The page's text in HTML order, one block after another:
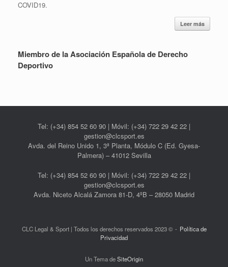
COVID19.
Leer más
Miembro de la Asociación Española de Derecho
Deportivo
Tel: (+34) 854 52 60 90 | Móvil: (+34) 722 29 42 22 |
gestion@clcsport.es
Avda. del Reino Unido 1, 3ª Planta, Módulo C (Ed. Gyesa-
Palmera) – 41012 Sevilla
Tel: (+34) 854 52 60 90 | Móvil: (+34) 722 29 42 22 |
gestion@clcsport.es
Avda. Niceto Alcalá Zamora 81-D, 4ºB – 28050 Madrid
CLC Legal & Sport | Todos los derechos reservados 2023 ©
Política de
Privacidad
Un Tema deSiteOrigin